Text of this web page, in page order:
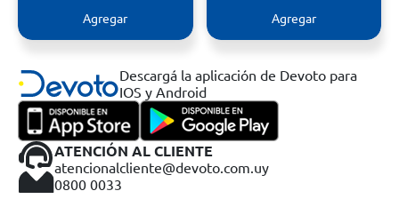
Agregar Agregar
Descargá la aplicación de Devoto para
IOS y Android
ATENCIÓN AL CLIENTE
atencionalcliente@devoto.com.uy
0800 0033